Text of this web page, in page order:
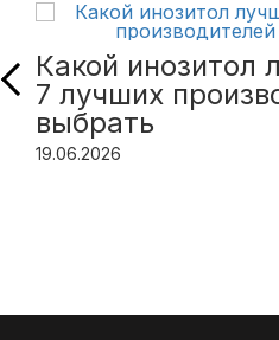
Какой инозитол
7 лучших
выбрать
19.06.2026